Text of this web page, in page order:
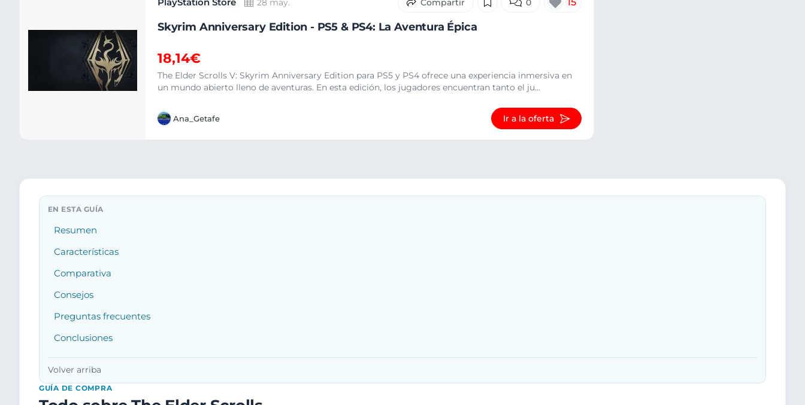
28 may. 0
Skyrim Anniversary Edition - PS5 & PS4: La Aventura Épica
18,14€
The Elder Scrolls V: Skyrim Anniversary Edition para PS5 y PS4 ofrece una experiencia inmersiva en
un mundo abierto lleno de aventuras. En esta edición, los jugadores encuentran tanto el ju...
Ana_Getafe Ir a la oferta
Resumen
Características
Comparativa
Consejos
Preguntas frecuentes
Conclusiones
Volver arriba
GUÍA DE COMPRA